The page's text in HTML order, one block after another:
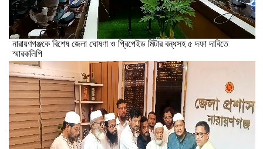
নারায়ণগঞ্জকে বিশেষ জেলা ঘোষণা ও প্রিপেইড মিটার বন্ধসহ ৫ দফা দাবিতে
স্মারকলিপি